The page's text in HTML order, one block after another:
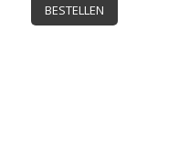
BESTELLEN